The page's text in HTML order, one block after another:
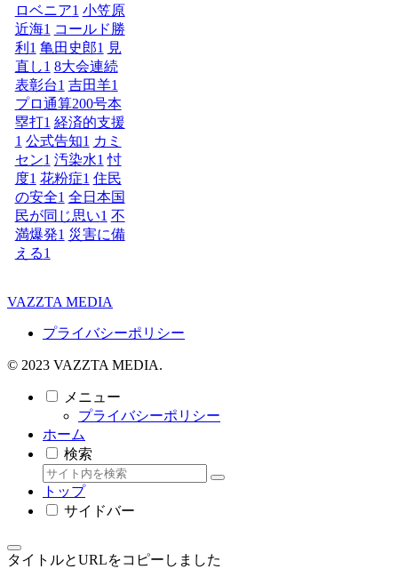
ロベニア1 小笠原
近海1 コールド勝
利 1 亀田史郎1 見
直し1 8大会連続
表彰台1 吉田羊1
プロ通算200号本
塁打1 経済的支援
1 公式告知1 カミ
セン1 汚染水1 忖
度1 花粉症1 住民
の安全1 全日本国
民が同じ思い1 不
満爆発1 災害に備
える1
VAZZTA MEDIA
プライバシーポリシー
© 2023 VAZZTA MEDIA.
メニュー
プライバシーポリシー
ホーム
検索
トップ
サイドバー
タイトルとURLをコピーしました